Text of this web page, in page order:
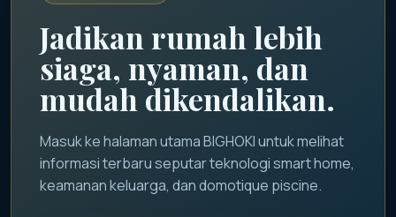
Jadikan rumah lebih
siaga, nyaman, dan
mudah dikendalikan.
Masuk ke halaman utama BIGHOKI untuk melihat
informasi terbaru seputar teknologi smart home,
keamanan keluarga, dan domotique piscine.